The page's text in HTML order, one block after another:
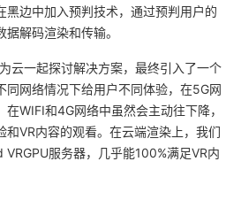
黑边中加入预判技术，通过预判用户的
解码渲染和传输。
云一起探讨解决方案，最终引入了一个
同网络情况下给用户不同体验，在5G网
WIFI和4G网络中虽然会主动往下降，
VR内容的观看。 在云端渲染上，我们
服务器，几乎能100%满足VR内